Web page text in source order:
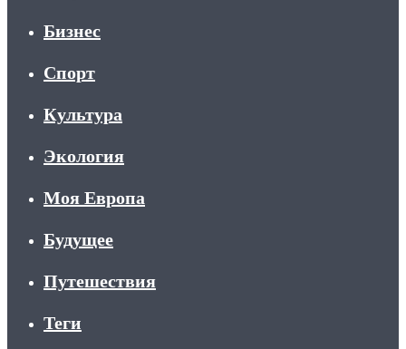
Бизнес
Спорт
Культура
Экология
Моя Европа
Будущее
Путешествия
Теги